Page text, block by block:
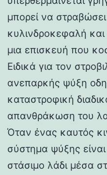
μπορεί να
κυλινδροκεφαλή
μια επισκευή που
Ειδικά για τον
ανεπαρκής ψύξη
καταστροφική
απανθράκωση του
Όταν ένας καυτός
σύστημα ψύξης
στάσιμο λάδι μέσα